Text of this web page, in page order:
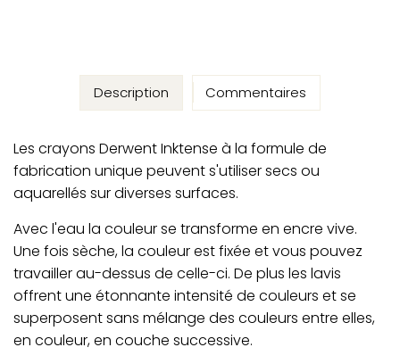
Description
Les crayons Derwent Inktense à la formule de
fabrication unique peuvent s'utiliser secs ou
aquarellés sur diverses surfaces.
Avec l'eau la couleur se transforme en encre vive.
Une fois sèche, la couleur est fixée et vous pouvez
travailler au-dessus de celle-ci. De plus les lavis
offrent une étonnante intensité de couleurs et se
superposent sans mélange des couleurs entre elles,
en couleur, en couche successive.
Commentaires